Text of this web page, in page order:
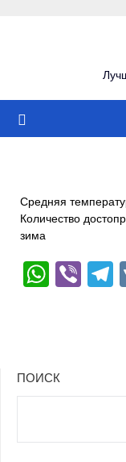
Средняя
Количество
зима
ПОИСК